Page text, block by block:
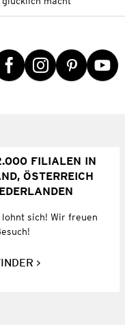
FILIALEN IN
ÖSTERREICH
sich! Wir freuen